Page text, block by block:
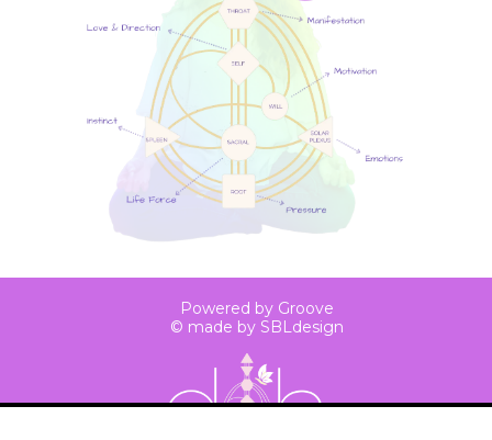
Powered by Groove
© made by SBLdesign